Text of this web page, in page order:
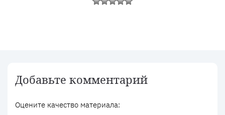
Добавьте комментарий
Оцените качество материала: